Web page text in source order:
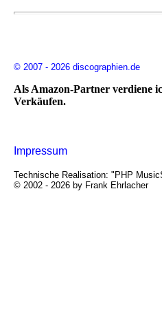
© 2007 - 2026 discographien.de
Als Amazon-Partner verdiene
Verkäufen.
Impressum
Technische Realisation: "PHP
© 2002 - 2026 by Frank Ehrlacher